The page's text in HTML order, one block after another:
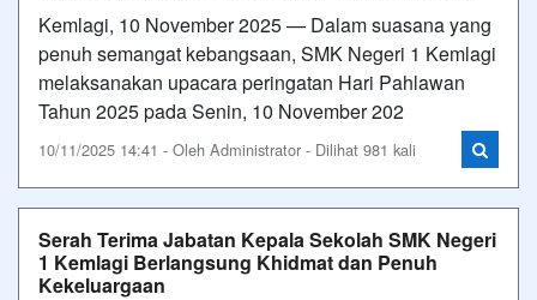
Kemlagi, 10 November 2025 — Dalam suasana yang
penuh semangat kebangsaan, SMK Negeri 1 Kemlagi
melaksanakan upacara peringatan Hari Pahlawan
Tahun 2025 pada Senin, 10 November 202
10/11/2025 14:41 - Oleh Administrator - Dilihat 981 kali
Serah Terima Jabatan Kepala Sekolah SMK Negeri
1 Kemlagi Berlangsung Khidmat dan Penuh
Kekeluargaan